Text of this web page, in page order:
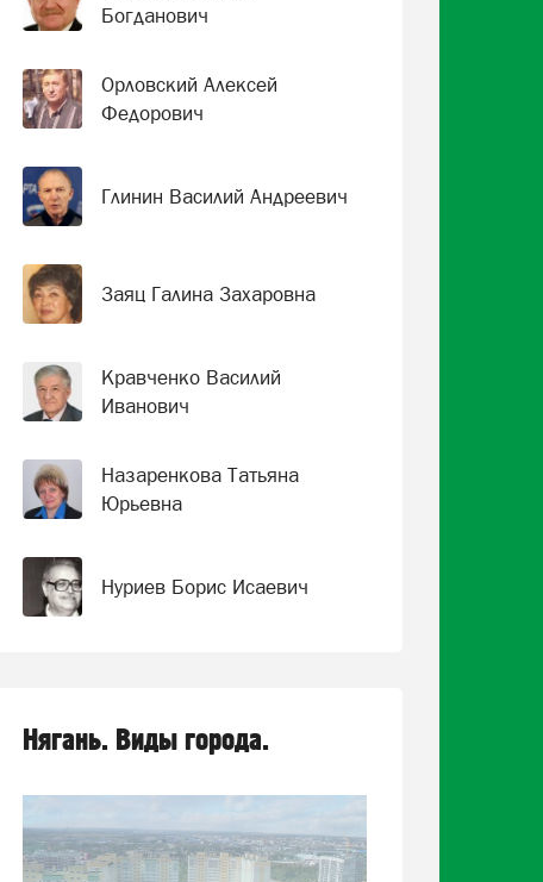
Богданович
Орловский Алексей
Федорович
Глинин Василий Андреевич
Заяц Галина Захаровна
Кравченко Василий
Иванович
Назаренкова Татьяна
Юрьевна
Нуриев Борис Исаевич
Нягань. Виды города.